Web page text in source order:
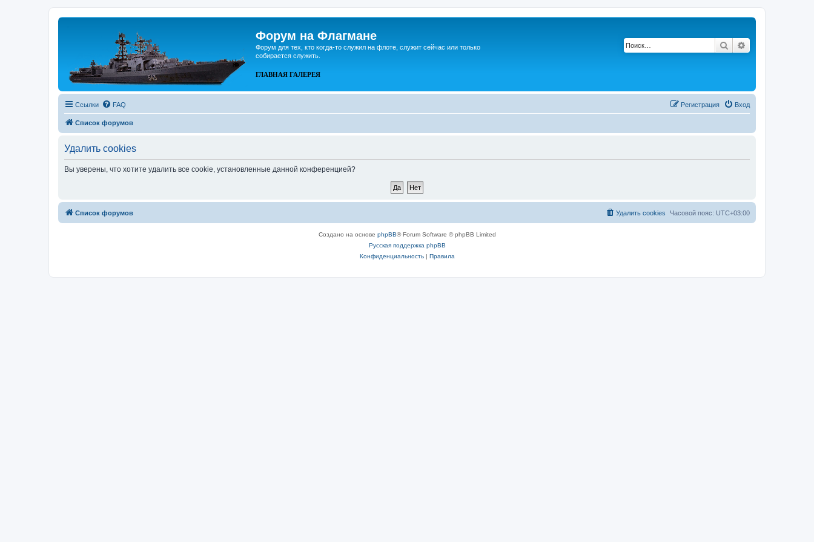
Форум на Флагмане
Форум для тех, кто когда-то служил на флоте, служит сейчас или только
собирается служить.
ГЛАВНАЯ ГАЛЕРЕЯ
Поиск
Ссылки FAQ Вход
Регистрация
Список форумов
Удалить cookies
Вы уверены, что хотите удалить все cookie, установленные данной конференцией?
Список форумов Часовой пояс: UTC+03:00
Удалить cookies
Создано на основе phpBB® Forum Software © phpBB Limited
Русская поддержка phpBB
Конфиденциальность| Правила